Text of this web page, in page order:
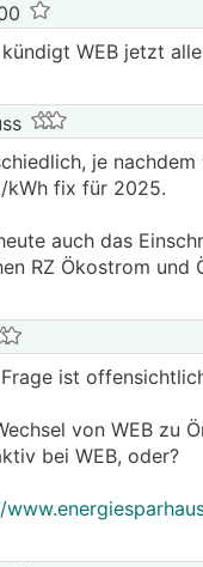
WEB jetzt
je
kWh fix für 2025.
auch das
RZ Ökostrom und
ist
von WEB zu
bei WEB, oder?